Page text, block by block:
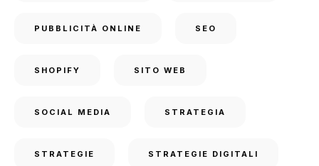
PUBBLICITÀ ONLINE SEO
SHOPIFY SITO WEB
SOCIAL MEDIA STRATEGIA
STRATEGIE STRATEGIE DIGITALI